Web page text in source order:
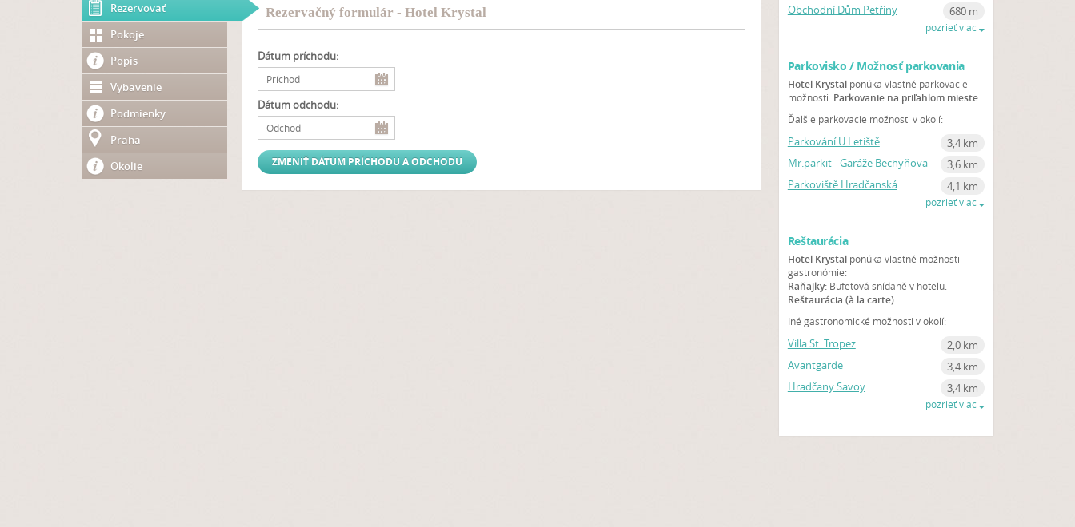
Rezervovať
Pokoje
Popis
Vybavenie
Podmienky
Praha
Okolie
Rezervačný formulár - Hotel Krystal
Dátum príchodu:
Dátum odchodu:
Obchodní Dům Petřiny
680 m
pozrieť viac
Parkovisko / Možnosť parkovania
Hotel Krystalponúka vlastné parkovacie
možnosti: Parkovanie na priľahlom mieste
Ďalšie parkovacie možnosti v okolí:
Parkování U Letiště
3,4 km
Mr.parkit - Garáže Bechyňova
3,6 km
Parkoviště Hradčanská
4,1 km
pozrieť viac
Reštaurácia
Hotel Krystalponúka vlastné možnosti
gastronómie:
Raňajky:Bufetová snídaně v hotelu.
Reštaurácia (à la carte)
Iné gastronomické možnosti v okolí:
Villa St. Tropez
2,0 km
Avantgarde
3,4 km
Hradčany Savoy
3,4 km
pozrieť viac